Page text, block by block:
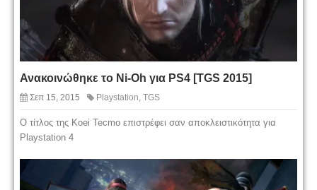
Ανακοινώθηκε το Ni-Oh για PS4 [TGS 2015]
Σεπ 15, 2015 Playstation, TGS
O τίτλος της Koei Tecmo επιστρέφει σαν αποκλειστικότητα για
Playstation 4